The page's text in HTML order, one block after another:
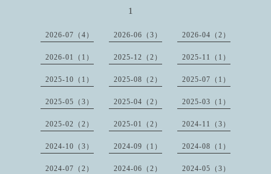
1
2026-07（4） 2026-06（3） 2026-04（2）
2026-01（1） 2025-12（2） 2025-11（1）
2025-10（1） 2025-08（2） 2025-07（1）
2025-05（3） 2025-04（2） 2025-03（1）
2025-02（2） 2025-01（2） 2024-11（3）
2024-10（3） 2024-09（1） 2024-08（1）
2024-07（2） 2024-06（2） 2024-05（3）